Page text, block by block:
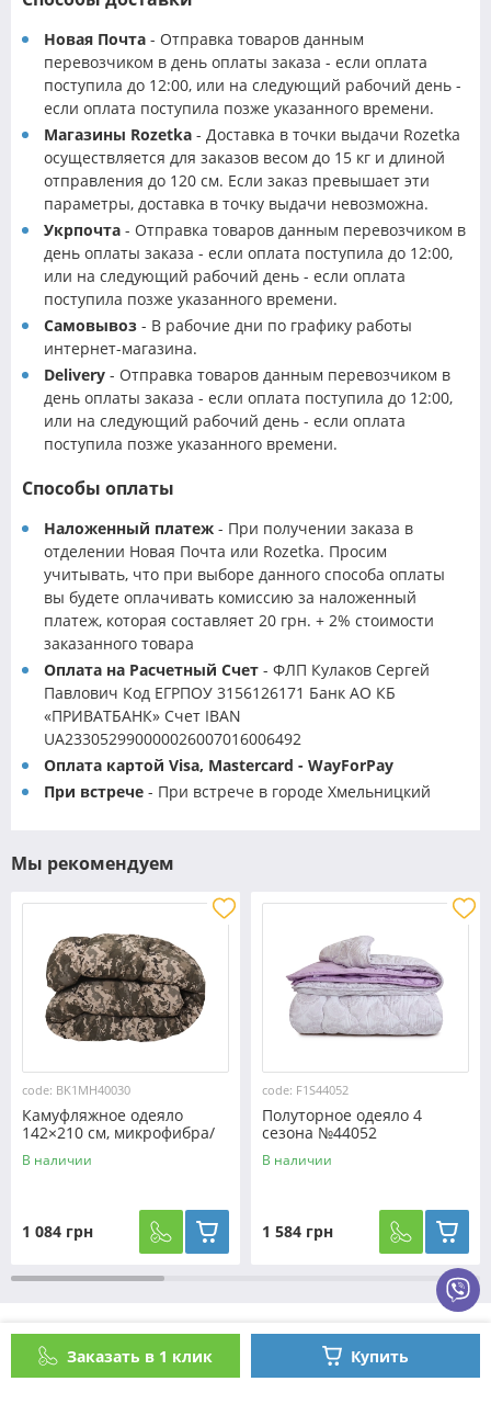
Заказать в 1 клик Купить
Новая Почта - Отправка товаров данным
перевозчиком в день оплаты заказа - если оплата
поступила до 12:00, или на следующий рабочий день -
если оплата поступила позже указанного времени.
Магазины Rozetka - Доставка в точки выдачи Rozetka
осуществляется для заказов весом до 15 кг и длиной
отправления до 120 см. Если заказ превышает эти
параметры, доставка в точку выдачи невозможна.
Укрпочта - Отправка товаров данным перевозчиком в
день оплаты заказа - если оплата поступила до 12:00,
или на следующий рабочий день - если оплата
поступила позже указанного времени.
Самовывоз - В рабочие дни по графику работы
интернет-магазина.
Delivery - Отправка товаров данным перевозчиком в
день оплаты заказа - если оплата поступила до 12:00,
или на следующий рабочий день - если оплата
поступила позже указанного времени.
Способы оплаты
Наложенный платеж - При получении заказа в
отделении Новая Почта или Rozetka. Просим
учитывать, что при выборе данного способа оплаты
вы будете оплачивать комиссию за наложенный
платеж, которая составляет 20 грн. + 2% стоимости
заказанного товара
Оплата на Расчетный Счет - ФЛП Кулаков Сергей
Павлович Код ЕГРПОУ 3156126171 Банк АО КБ
«ПРИВАТБАНК» Счет IBAN
UA233052990000026007016006492
Оплата картой Visa, Mastercard - WayForPay
При встрече - При встрече в городе Хмельницкий
Мы рекомендуем
code: BK1MH40030
Камуфляжное одеяло
142×210 см, микрофибра/
холофайбер №40030
В наличии
1 084 грн
code: F1S44052
Полуторное одеяло 4
сезона №44052
В наличии
1 584 грн
Как оформить заказ
Контакты